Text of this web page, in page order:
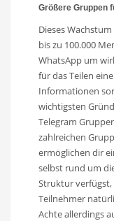
Größere Gruppen
Dieses
bis zu 100.000
WhatsApp um
für das Teilen
Informationen
wichtigsten
Telegram
zahlreichen
ermöglichen dir
selbst rund um
Struktur verfügst,
Teilnehmer
Achte allerdings